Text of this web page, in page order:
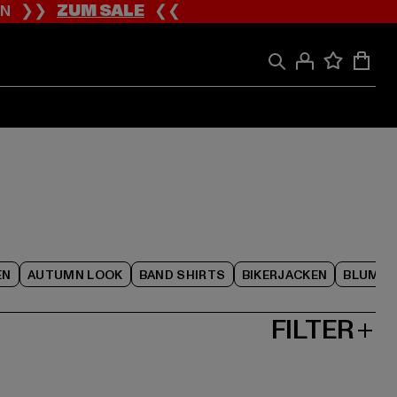
❯❯ZUM SALE❮❮
AUTUMN LOOK BAND SHIRTS BIKERJACKEN
FILTER